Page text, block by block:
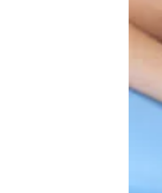
Реестр туристических
агентств Алтайского края